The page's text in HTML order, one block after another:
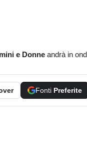
e Donne andrà in
Fonti Preferite